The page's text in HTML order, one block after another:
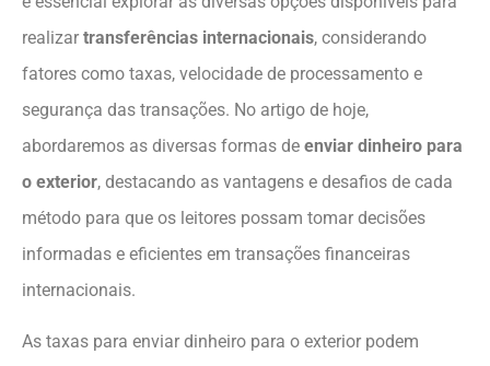
realizar transferências internacionais, considerando
fatores como taxas, velocidade de processamento e
segurança das transações. No artigo de hoje,
abordaremos as diversas formas de enviar dinheiro para
o exterior, destacando as vantagens e desafios de cada
método para que os leitores possam tomar decisões
informadas e eficientes em transações financeiras
internacionais.
As taxas para enviar dinheiro para o exterior podem